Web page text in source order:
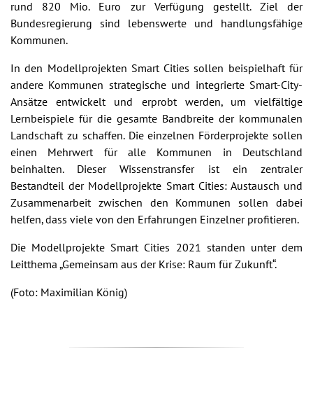
rund 820 Mio. Euro zur Verfügung gestellt. Ziel der
Bundesregierung sind lebenswerte und handlungsfähige
Kommunen.
In den Modellprojekten Smart Cities sollen beispielhaft für
andere Kommunen strategische und integrierte Smart-City-
Ansätze entwickelt und erprobt werden, um vielfältige
Lernbeispiele für die gesamte Bandbreite der kommunalen
Landschaft zu schaffen. Die einzelnen Förderprojekte sollen
einen Mehrwert für alle Kommunen in Deutschland
beinhalten. Dieser Wissenstransfer ist ein zentraler
Bestandteil der Modellprojekte Smart Cities: Austausch und
Zusammenarbeit zwischen den Kommunen sollen dabei
helfen, dass viele von den Erfahrungen Einzelner profitieren.
Die Modellprojekte Smart Cities 2021 standen unter dem
Leitthema „Gemeinsam aus der Krise: Raum für Zukunft“.
(Foto: Maximilian König)